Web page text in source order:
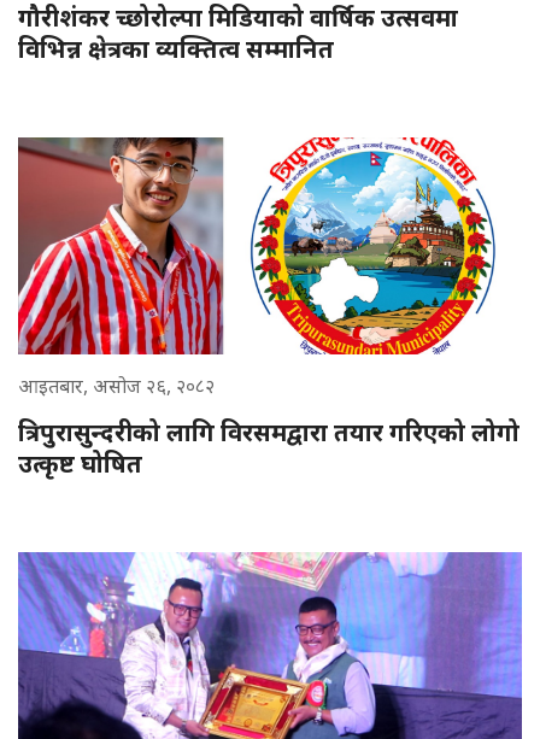
गौरीशंकर च्छोरोल्पा मिडियाको वार्षिक उत्सवमा
विभिन्न क्षेत्रका व्यक्तित्व सम्मानित
आइतबार, असोज २६, २०८२
त्रिपुरासुन्दरीको लागि विरसमद्वारा तयार गरिएको लोगो
उत्कृष्ट घोषित